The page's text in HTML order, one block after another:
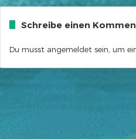
Schreibe einen
Du musst angemeldet sein, um